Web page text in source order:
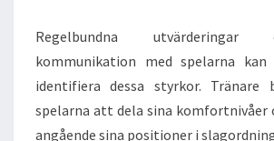
Regelbundna
kommunikation med spelarna
identifiera dessa styrkor. Tränare
spelarna att dela sina komfortnivåer
angående sina positioner i